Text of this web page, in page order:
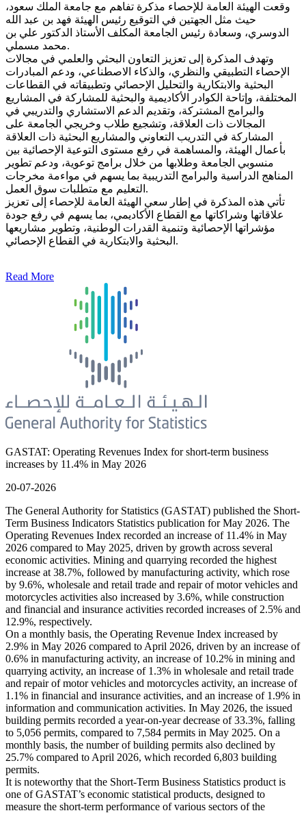
وقعت الهيئة العامة للإحصاء مذكرة تفاهم مع جامعة الملك سعود،
حيث مثل الجهتين في التوقيع رئيس الهيئة فهد بن عبد الله
الدوسري، وسعادة رئيس الجامعة المكلف الأستاذ الدكتور علي بن
محمد مسملي.
وتهدف المذكرة إلى تعزيز التعاون البحثي والعلمي في مجالات
الإحصاء التطبيقي والنظري، والذكاء الاصطناعي، ودعم المبادرات
البحثية والابتكارية والتحليل الإحصائي وتطبيقاته في القطاعات
المختلفة، وإتاحة الكوادر الأكاديمية والبحثية للمشاركة في المشاريع
والبرامج المشتركة، وتقديم الدعم الاستشاري والتدريبي في
المجالات ذات العلاقة، وتشجيع طلاب وخريجي الجامعة على
المشاركة في التدريب التعاوني والمشاريع البحثية ذات العلاقة
بأعمال الهيئة، والمساهمة في رفع مستوى التوعية الإحصائية بين
منسوبي الجامعة وطلابها من خلال برامج توعوية، ودعم تطوير
المناهج الدراسية والبرامج التدريبية بما يسهم في مواءمة مخرجات
التعليم مع متطلبات سوق العمل.
تأتي هذه المذكرة في إطار سعي الهيئة العامة للإحصاء إلى تعزيز
علاقاتها وشراكاتها مع القطاع الأكاديمي، بما يسهم في رفع جودة
مؤشراتها الإحصائية وتنمية القدرات الوطنية، وتطوير مشاريعها
البحثية والابتكارية في القطاع الإحصائي.
Read More
GASTAT: Operating Revenues Index for short-term business
increases by 11.4% in May 2026
20-07-2026
The General Authority for Statistics (GASTAT) published the Short-
Term Business Indicators Statistics publication for May 2026. The
Operating Revenues Index recorded an increase of 11.4% in May
2026 compared to May 2025, driven by growth across several
economic activities. Mining and quarrying recorded the highest
increase at 38.7%, followed by manufacturing activity, which rose
by 9.6%, wholesale and retail trade and repair of motor vehicles and
motorcycles activities also increased by 3.6%, while construction
and financial and insurance activities recorded increases of 2.5% and
12.9%, respectively.
On a monthly basis, the Operating Revenue Index increased by
2.9% in May 2026 compared to April 2026, driven by an increase of
0.6% in manufacturing activity, an increase of 10.2% in mining and
quarrying activity, an increase of 1.3% in wholesale and retail trade
and repair of motor vehicles and motorcycles activity, an increase of
1.1% in financial and insurance activities, and an increase of 1.9% in
information and communication activities. In May 2026, the issued
building permits recorded a year-on-year decrease of 33.3%, falling
to 5,056 permits, compared to 7,584 permits in May 2025. On a
monthly basis, the number of building permits also declined by
25.7% compared to April 2026, which recorded 6,803 building
permits.
It is noteworthy that the Short-Term Business Statistics product is
one of GASTAT’s economic statistical products, designed to
measure the short-term performance of various sectors of the